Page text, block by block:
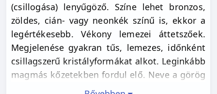
(csillogása) lenyűgöző. Színe lehet bronzos,
zöldes, cián- vagy neonkék színű is, ekkor a
legértékesebb. Vékony lemezei áttetszőek.
Megjelenése gyakran tűs, lemezes, időnként
csillagszerű kristályformákat alkot. Leginkább
magmás kőzetekben fordul elő. Neve a görög
astron phyllon (csillag levél) szavakból ered.